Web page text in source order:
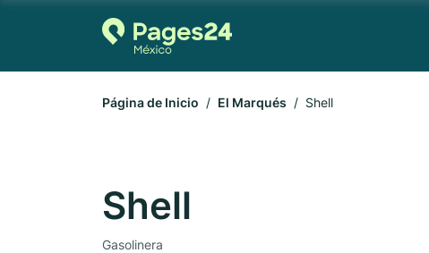
Página de Inicio El Marqués Shell
Shell
Gasolinera